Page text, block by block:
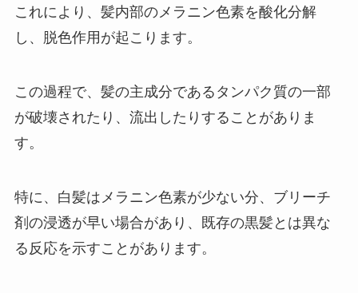
これにより、髪内部のメラニン色素を酸化分解
し、脱色作用が起こります。
この過程で、髪の主成分であるタンパク質の一部
が破壊されたり、流出したりすることがありま
す。
特に、白髪はメラニン色素が少ない分、ブリーチ
剤の浸透が早い場合があり、既存の黒髪とは異な
る反応を示すことがあります。